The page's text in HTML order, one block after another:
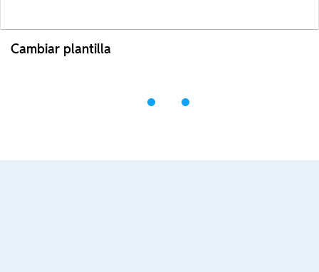
Cambiar plantilla